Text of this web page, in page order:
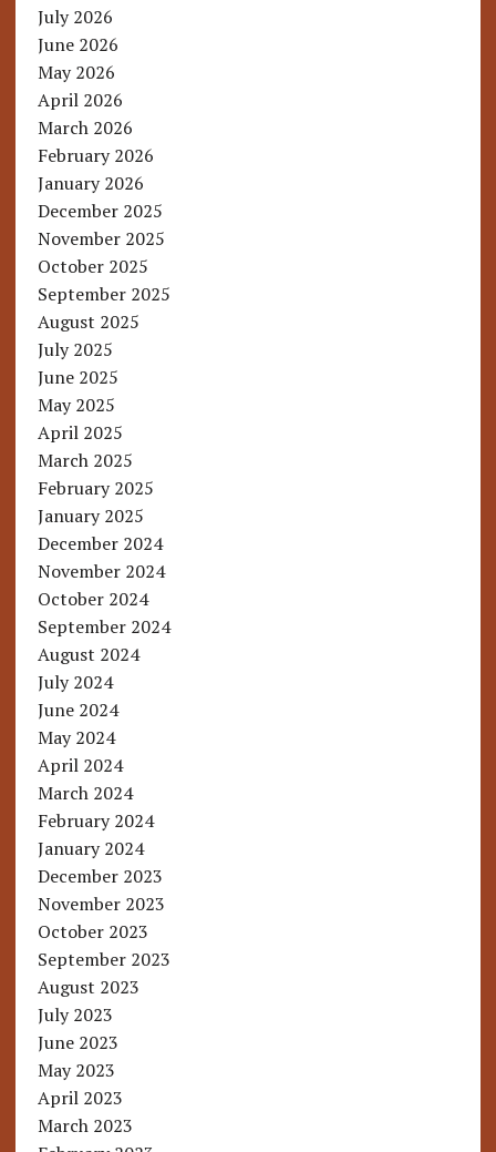
July 2026
June 2026
May 2026
April 2026
March 2026
February 2026
January 2026
December 2025
November 2025
October 2025
September 2025
August 2025
July 2025
June 2025
May 2025
April 2025
March 2025
February 2025
January 2025
December 2024
November 2024
October 2024
September 2024
August 2024
July 2024
June 2024
May 2024
April 2024
March 2024
February 2024
January 2024
December 2023
November 2023
October 2023
September 2023
August 2023
July 2023
June 2023
May 2023
April 2023
March 2023